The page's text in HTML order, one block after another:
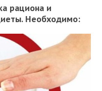
рациона и
Необходимо: